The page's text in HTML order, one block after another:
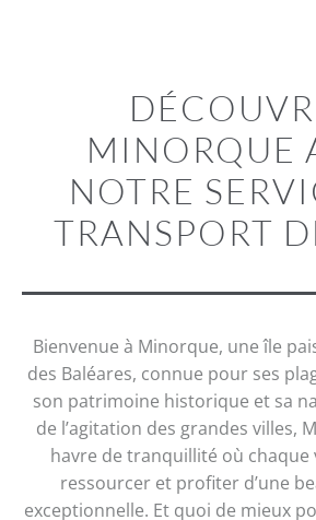
MINORQUE
NOTRE
TRANSPORT
Bienvenue à Minorque, une île
des Baléares, connue pour ses
son patrimoine historique et sa
de l’agitation des grandes villes,
havre de tranquillité où chaque
ressourcer et profiter d’une
exceptionnelle. Et quoi de mieux